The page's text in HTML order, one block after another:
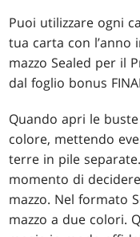
Puoi utilizzare ogni
tua carta con
mazzo Sealed per il
dal foglio bonus
Quando apri le
colore, mettendo
terre in pile
momento di
mazzo. Nel formato
mazzo a due colori.